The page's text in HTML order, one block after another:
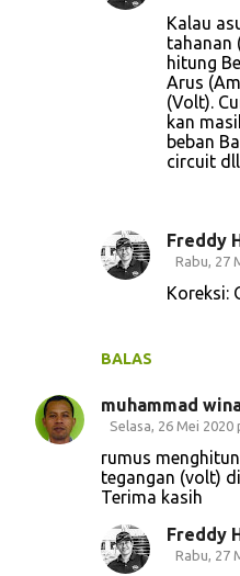
BALAS
Kalau
tahanan
hitung
Arus
(Volt).
kan
beban
circuit dll
Freddy
Rabu, 27
Koreksi:
muhammad
Selasa, 26 Mei 2020
rumus
tegangan (volt)
Terima kasih
Freddy
Rabu, 27